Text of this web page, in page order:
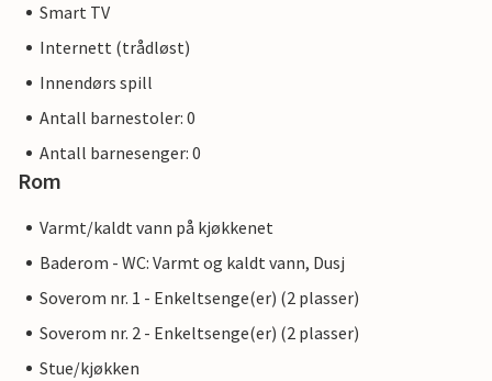
Smart TV
Internett (trådløst)
Innendørs spill
Antall barnestoler: 0
Antall barnesenger: 0
Rom
Varmt/kaldt vann på kjøkkenet
Baderom - WC: Varmt og kaldt vann, Dusj
Soverom nr. 1 - Enkeltsenge(er) (2 plasser)
Soverom nr. 2 - Enkeltsenge(er) (2 plasser)
Stue/kjøkken